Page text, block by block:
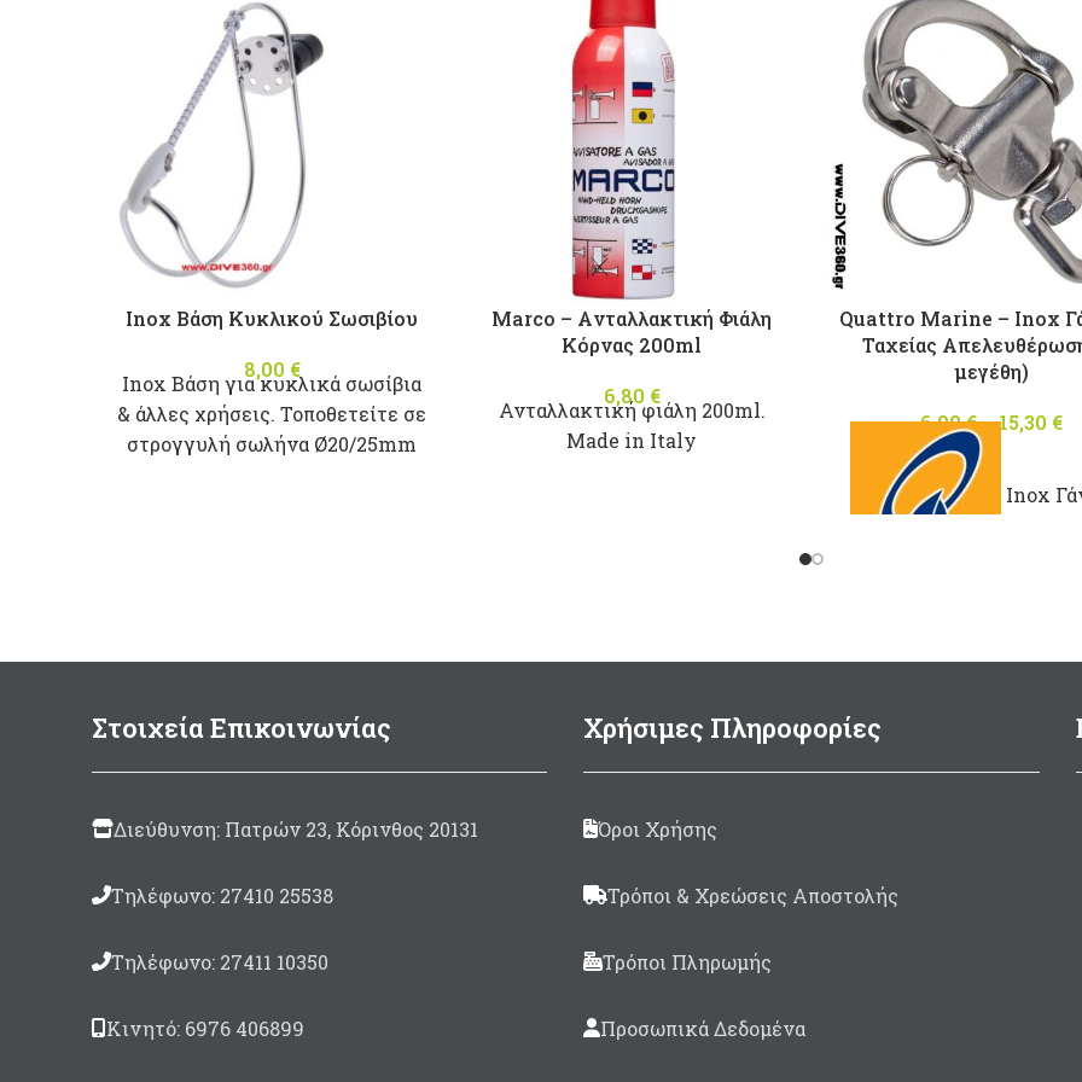
Inox Βάση Κυκλικού Σωσιβίου
8,00 €
Inox Βάση για κυκλικά σωσίβια
& άλλες χρήσεις. Τοποθετείτε σε
στρογγυλή σωλήνα Ø20/25mm
Marco – Aνταλλακτική Φιάλη
Κόρνας 200ml
6,80 €
Ανταλλακτική φιάλη 200ml.
Μade in Italy
Quattro Marine – Ιnox
Ταχείας
μεγέθη)
6,00€–15,30 €
Ιnox
128mm. (Ολικό
Στοιχεία Επικοινωνίας
Διεύθυνση: Πατρών 23, Κόρινθος 20131
Τηλέφωνο: 27410 25538
Τηλέφωνο: 27411 10350
Κινητό: 6976 406899
Χρήσιμες Πληροφορίες
Όροι Χρήσης
Τρόποι & Χρεώσεις Αποστολής
Τρόποι Πληρωμής
Προσωπικά Δεδομένα